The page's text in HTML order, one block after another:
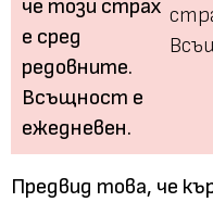
Предвид това, че